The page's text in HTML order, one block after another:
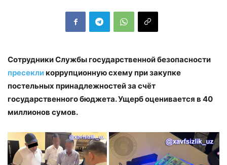
Сотрудники Службы государственной безопасности
пресекликоррупционную схему при закупке
постельных принадлежностей за счёт
государственного бюджета. Ущерб оценивается в 40
миллионов сумов.